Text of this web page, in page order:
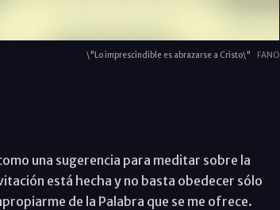
\"Lo imprescindible es abrazarse a Cristo\" FANO
una sugerencia para meditar sobre la
está hecha y no basta obedecer sólo
de la Palabra que se me ofrece.